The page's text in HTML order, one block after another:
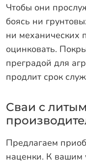
Чтобы они
боясь ни
ни механических
оцинковать.
преградой для
продлит срок
Сваи с
Предлагаем
наценки. К вашим